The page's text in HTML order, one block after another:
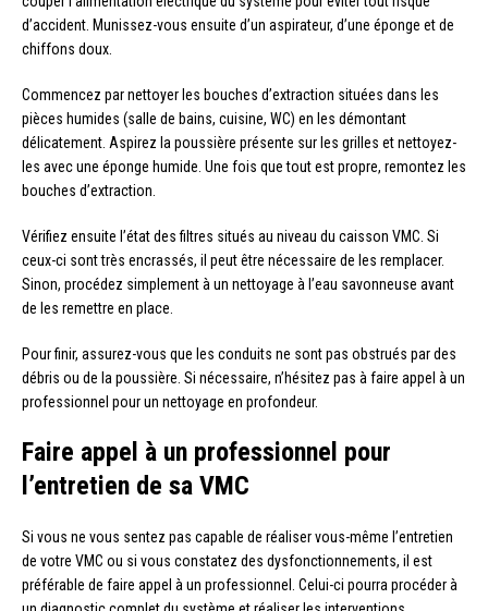
d’accident. Munissez-vous ensuite d’un aspirateur, d’une éponge et de
chiffons doux.
Commencez par nettoyer les bouches d’extraction situées dans les
pièces humides (salle de bains, cuisine, WC) en les démontant
délicatement. Aspirez la poussière présente sur les grilles et nettoyez-
les avec une éponge humide. Une fois que tout est propre, remontez les
bouches d’extraction.
Vérifiez ensuite l’état des filtres situés au niveau du caisson VMC. Si
ceux-ci sont très encrassés, il peut être nécessaire de les remplacer.
Sinon, procédez simplement à un nettoyage à l’eau savonneuse avant
de les remettre en place.
Pour finir, assurez-vous que les conduits ne sont pas obstrués par des
débris ou de la poussière. Si nécessaire, n’hésitez pas à faire appel à un
professionnel pour un nettoyage en profondeur.
Faire appel à un professionnel pour
l’entretien de sa VMC
Si vous ne vous sentez pas capable de réaliser vous-même l’entretien
de votre VMC ou si vous constatez des dysfonctionnements, il est
préférable de faire appel à un professionnel. Celui-ci pourra procéder à